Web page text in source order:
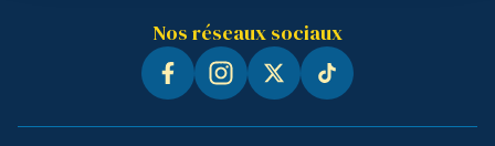
Nos réseaux sociaux